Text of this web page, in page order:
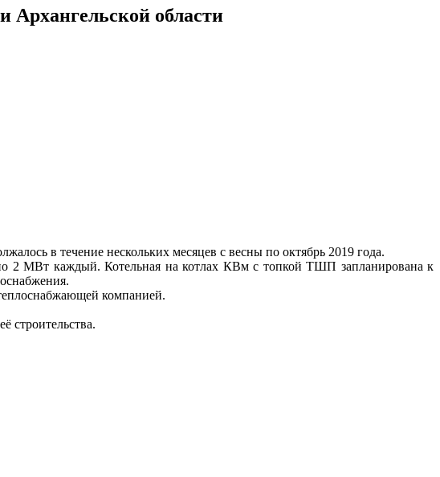
Архангельской области
в течение нескольких месяцев с весны по октябрь 2019 года.
2 МВт каждый. Котельная на котлах КВм с топкой ТШП запланирована к
компанией.
строительства.